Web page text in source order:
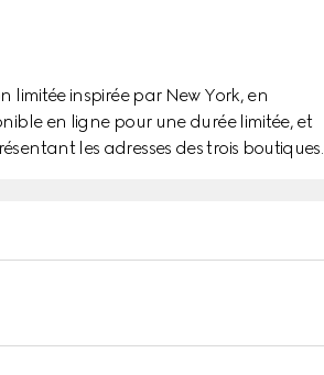
inspirée par New York, en
en ligne pour une durée limitée, et
les adresses des trois boutiques.